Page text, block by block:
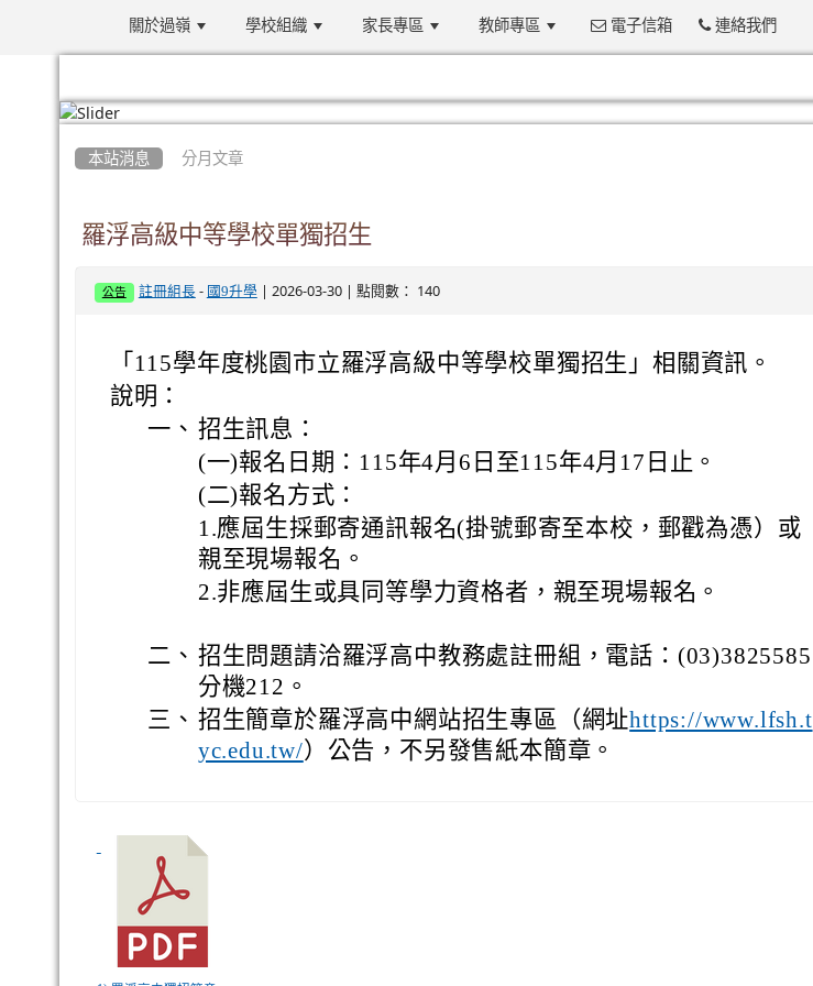
關於過嶺 學校組織 家長專區 教師專區 電子信箱 連絡我們
本站消息 分月文章
羅浮高級中等學校單獨招生
公告 註冊組長- 國9升學| 2026-03-30 | 點閱數： 140
「115學年度桃園市立羅浮高級中等學校單獨招生」相關資訊。
說明：
一、 招生訊息：
(一)報名日期：115年4月6日至115年4月17日止。
(二)報名方式：
1.應屆生採郵寄通訊報名(掛號郵寄至本校，郵戳為憑）或
親至現場報名。
2.非應屆生或具同等學力資格者，親至現場報名。
二、 招生問題請洽羅浮高中教務處註冊組，電話：(03)3825585
分機212。
三、 招生簡章於羅浮高中網站招生專區（網址https://www.lfsh.t
yc.edu.tw/）公告，不另發售紙本簡章。